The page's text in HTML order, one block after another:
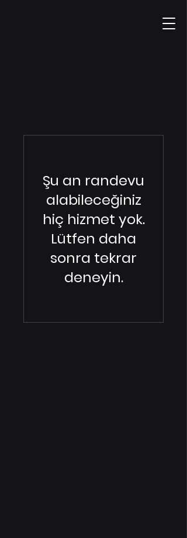
Şu an randevu
alabileceğiniz
hiç hizmet yok.
Lütfen daha
sonra tekrar
deneyin.